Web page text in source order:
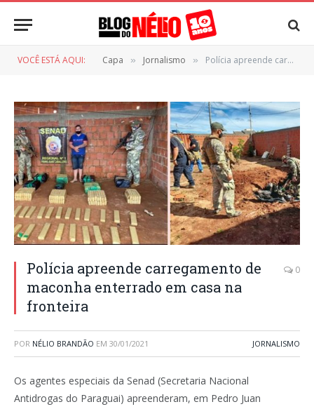
VOCÊ ESTÁ AQUI: Capa » Jornalismo » Polícia apreende carregamento de maconha enterrado em casa na fronteira
Polícia apreende carregamento de
maconha enterrado em casa na
fronteira
0
POR NÉLIO BRANDÃO EM 30/01/2021 JORNALISMO
Os agentes especiais da Senad (Secretaria Nacional
Antidrogas do Paraguai) apreenderam, em Pedro Juan